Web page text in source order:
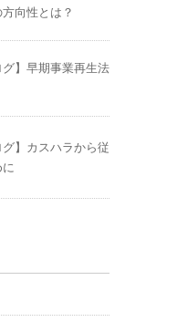
向性とは？
グ】早期事業再生法
グ】カスハラから従